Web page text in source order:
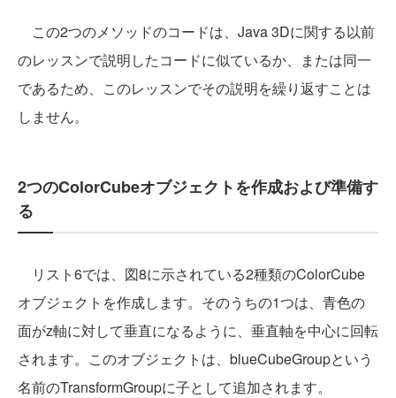
この2つのメソッドのコードは、Java 3Dに関する以前
のレッスンで説明したコードに似ているか、または同一
であるため、このレッスンでその説明を繰り返すことは
しません。
2つのColorCubeオブジェクトを作成および準備す
る
リスト6では、図8に示されている2種類のColorCube
オブジェクトを作成します。そのうちの1つは、青色の
面がz軸に対して垂直になるように、垂直軸を中心に回転
されます。このオブジェクトは、blueCubeGroupという
名前のTransformGroupに子として追加されます。